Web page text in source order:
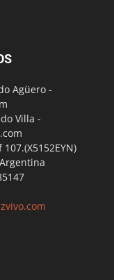
Agüero -
Villa -